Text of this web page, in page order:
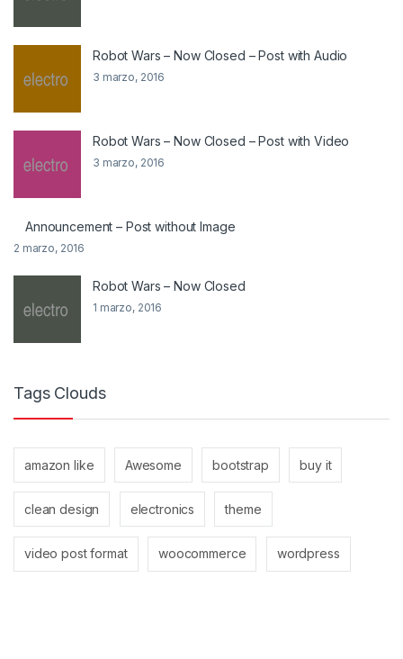
Robot Wars – Now Closed – Post with Audio
3 marzo, 2016
Robot Wars – Now Closed – Post with Video
3 marzo, 2016
Announcement – Post without Image
2 marzo, 2016
Robot Wars – Now Closed
1 marzo, 2016
Tags Clouds
amazon like Awesome bootstrap buy it
clean design electronics theme
video post format woocommerce wordpress